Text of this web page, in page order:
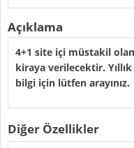
Açıklama
4+1 site içi müstakil
kiraya verilecektir.
bilgi için lütfen arayınız.
Diğer Özellikler